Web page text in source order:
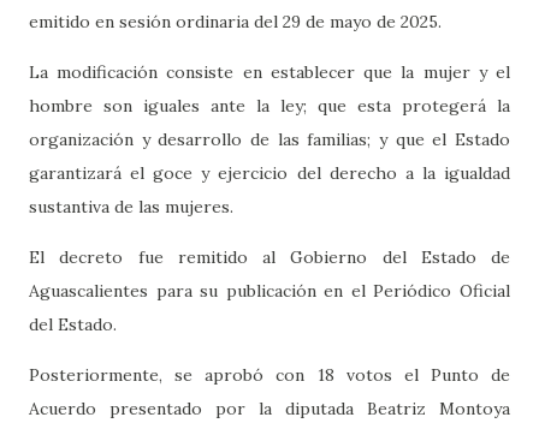
emitido en sesión ordinaria del 29 de mayo de 2025.
La modificación consiste en establecer que la mujer y el
hombre son iguales ante la ley; que esta protegerá la
organización y desarrollo de las familias; y que el Estado
garantizará el goce y ejercicio del derecho a la igualdad
sustantiva de las mujeres.
El decreto fue remitido al Gobierno del Estado de
Aguascalientes para su publicación en el Periódico Oficial
del Estado.
Posteriormente, se aprobó con 18 votos el Punto de
Acuerdo presentado por la diputada Beatriz Montoya